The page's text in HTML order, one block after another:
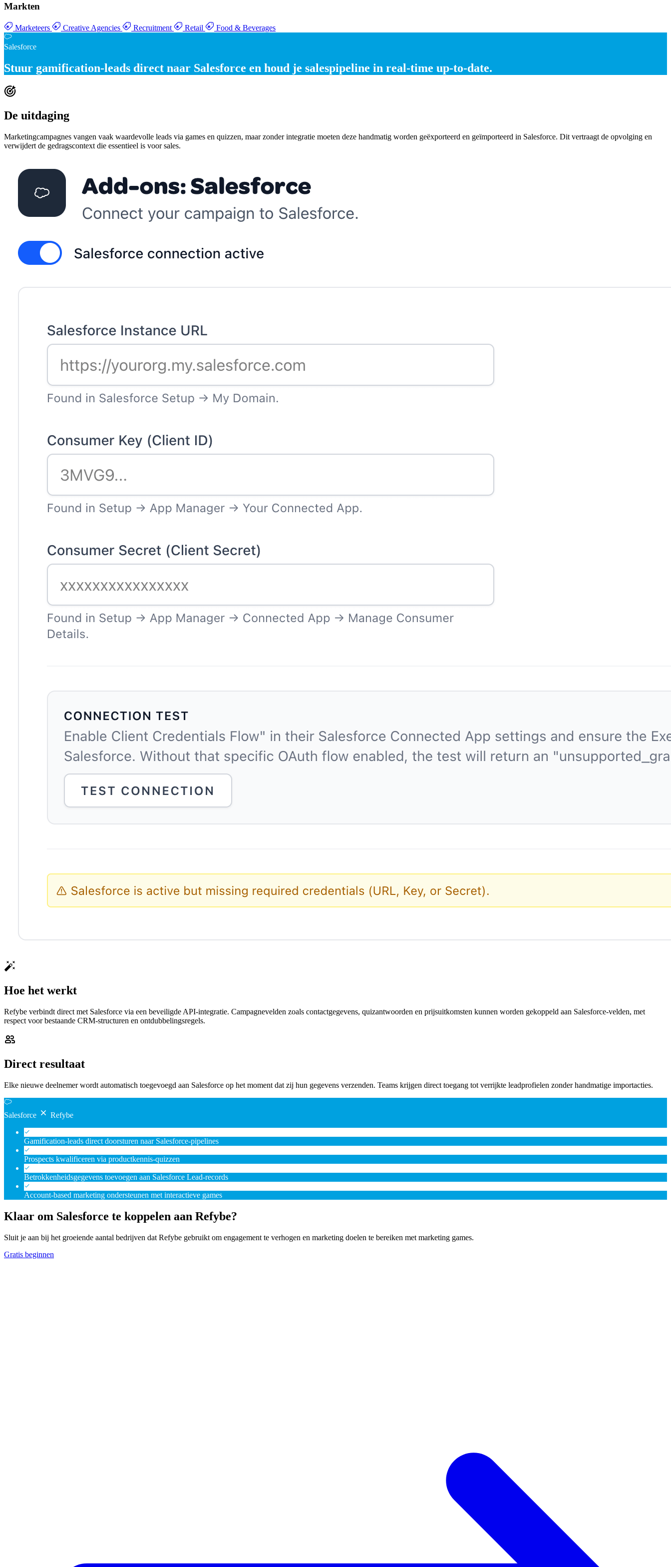
Markten
Marketeers Creative Agencies Recruitment Retail Food & Beverages
Salesforce
Stuur gamification-leads direct naar Salesforce en houd je salespipeline in real-time up-to-date.
De uitdaging
Marketingcampagnes vangen vaak waardevolle leads via games en quizzen, maar zonder integratie moeten deze handmatig worden geëxporteerd en geïmporteerd in Salesforce. Dit vertraagt de opvolging en
verwijdert de gedragscontext die essentieel is voor sales.
Hoe het werkt
Refybe verbindt direct met Salesforce via een beveiligde API-integratie. Campagnevelden zoals contactgegevens, quizantwoorden en prijsuitkomsten kunnen worden gekoppeld aan Salesforce-velden, met
respect voor bestaande CRM-structuren en ontdubbelingsregels.
Direct resultaat
Elke nieuwe deelnemer wordt automatisch toegevoegd aan Salesforce op het moment dat zij hun gegevens verzenden. Teams krijgen direct toegang tot verrijkte leadprofielen zonder handmatige importacties.
Salesforce Refybe
Gamification-leads direct doorsturen naar Salesforce-pipelines
Prospects kwalificeren via productkennis-quizzen
Betrokkenheidsgegevens toevoegen aan Salesforce Lead-records
Account-based marketing ondersteunen met interactieve games
Klaar om Salesforce te koppelen aan Refybe?
Sluit je aan bij het groeiende aantal bedrijven dat Refybe gebruikt om engagement te verhogen en marketing doelen te bereiken met marketing games.
Gratis beginnen